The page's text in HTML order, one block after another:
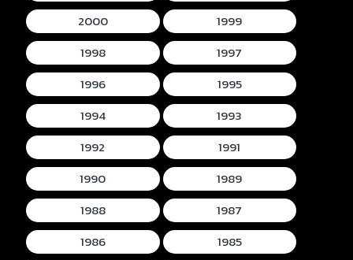
2000
1999
1998
1997
1996
1995
1994
1993
1992
1991
1990
1989
1988
1987
1986
1985